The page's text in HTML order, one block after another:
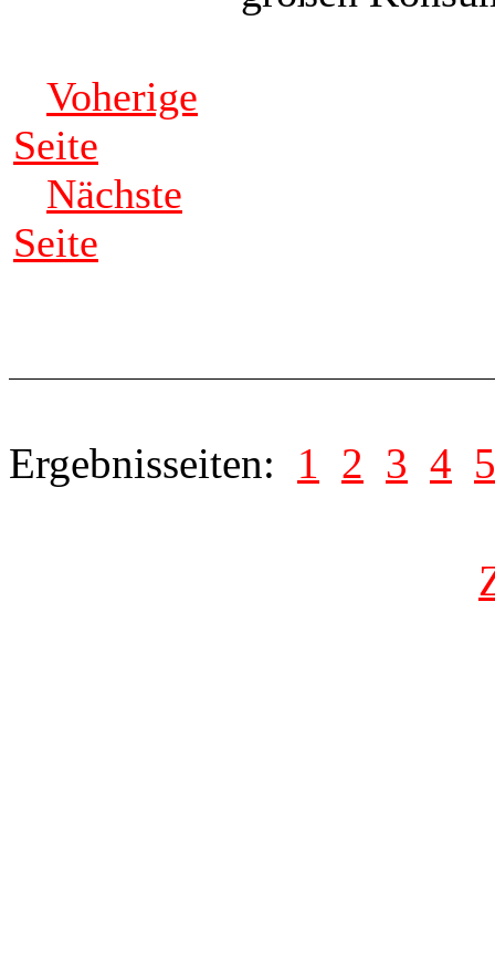
Voherige
Seite
Nächste
Seite
Ergebnisseiten: 1 2 3 4 5